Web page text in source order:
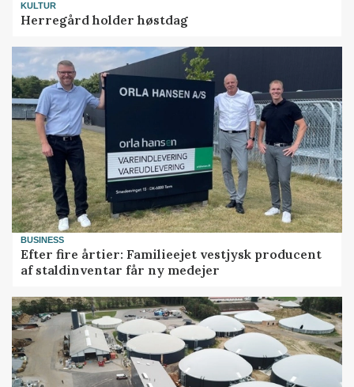
KULTUR
Herregård holder høstdag
BUSINESS
Efter fire årtier: Familieejet vestjysk producent
af staldinventar får ny medejer